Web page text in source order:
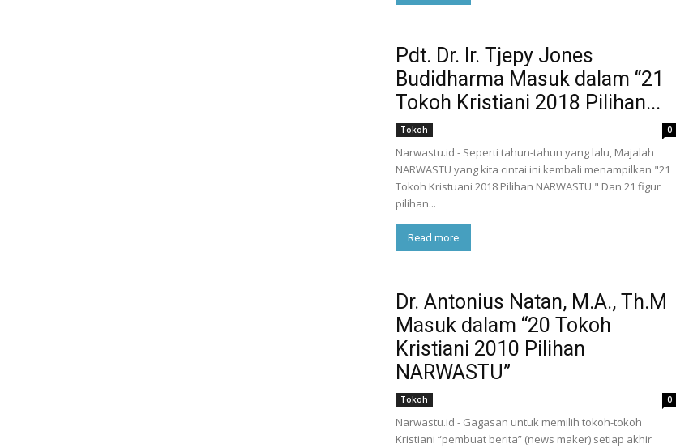
Pdt. Dr. Ir. Tjepy Jones
Budidharma Masuk dalam “21
Tokoh Kristiani 2018 Pilihan...
Tokoh 0
Narwastu.id - Seperti tahun-tahun yang lalu, Majalah
NARWASTU yang kita cintai ini kembali menampilkan "21
Tokoh Kristuani 2018 Pilihan NARWASTU." Dan 21 figur
pilihan...
Read more
Dr. Antonius Natan, M.A., Th.M
Masuk dalam “20 Tokoh
Kristiani 2010 Pilihan
NARWASTU”
Tokoh 0
Narwastu.id - Gagasan untuk memilih tokoh-tokoh
Kristiani “pembuat berita” (news maker) setiap akhir